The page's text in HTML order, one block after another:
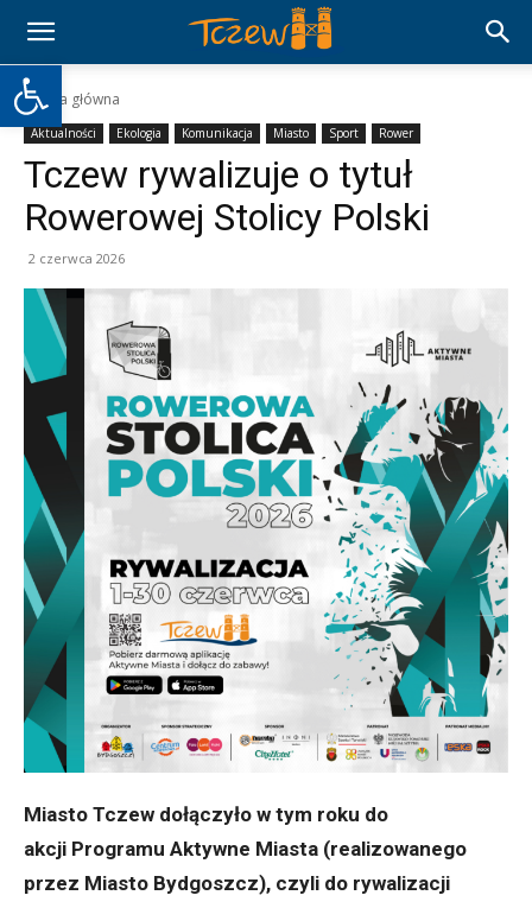
Otwórz pasek narzędzi
Strona główna
Aktualności Ekologia Komunikacja Miasto Sport Rower
Tczew rywalizuje o tytuł
Rowerowej Stolicy Polski
2 czerwca 2026
Miasto Tczew dołączyło w tym roku do
akcji Programu Aktywne Miasta (realizowanego
przez Miasto Bydgoszcz), czyli do rywalizacji